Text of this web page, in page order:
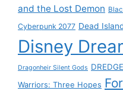
and the Lost Demon
Cyberpunk 2077 Dead
Disney
Dragonheir Silent Gods DREDGE
Warriors: Three Hopes